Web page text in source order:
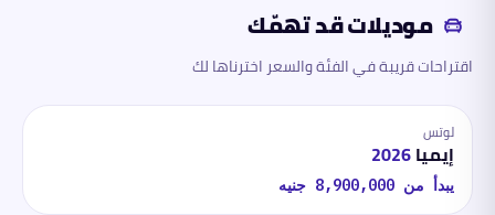
موديلات قد تهمّك
اقتراحات قريبة في الفئة والسعر اخترناها لك
لوتس
إيميا2026
يبدأ من 8,900,000 جنيه